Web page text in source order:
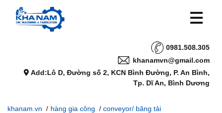
0981.508.305
khanamvn@gmail.com
Add:Lô D, Đường số 2, KCN Bình Đường, P. An Bình,
Tp. Dĩ An, Bình Dương
khanam.vn / hàng gia công / conveyor/ băng tải